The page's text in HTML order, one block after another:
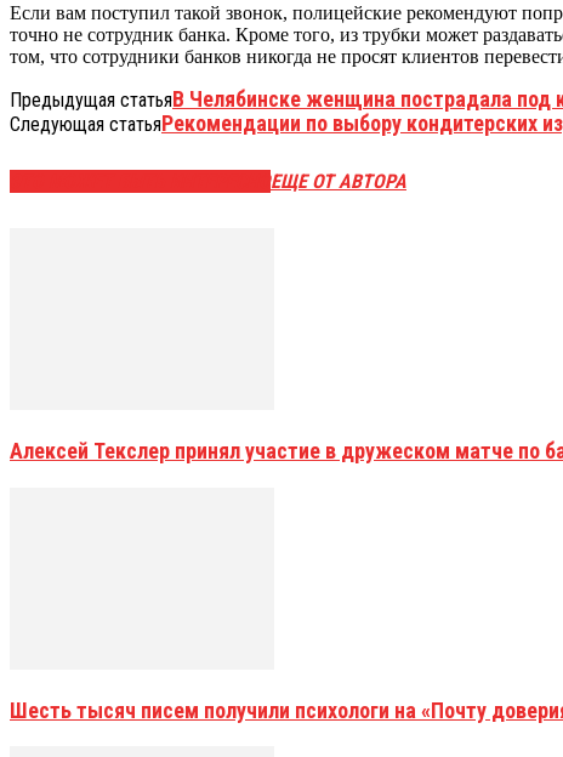
Если вам поступил такой звонок, полицейские рекомендуют
точно не сотрудник банка. Кроме того, из трубки может
том, что сотрудники банков никогда не просят клиентов
Предыдущая статьяВ Челябинске женщина пострадала под
Следующая статьяРекомендации по выбору кондитерских
ЕЩЕ ОТ АВТОРА
Алексей Текслер принял участие в дружеском матче по
Шесть тысяч писем получили психологи на «Почту